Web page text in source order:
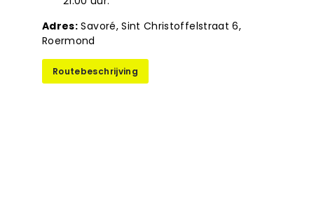
Adres: Savoré, Sint Christoffelstraat 6,
Roermond
Routebeschrijving